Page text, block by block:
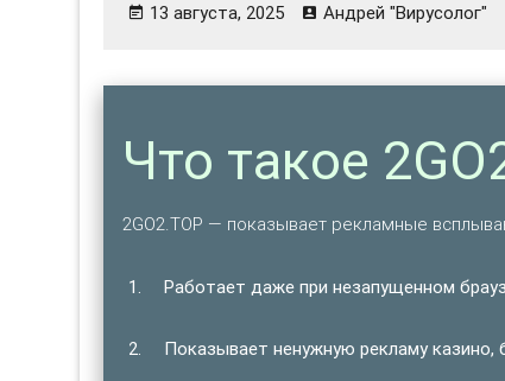
13 августа, 2025
Андрей "Вирусолог"
Что такое
2GO2.TOP — показывает рекламные
Работает даже при незапущенном
Показывает ненужную рекламу казино,